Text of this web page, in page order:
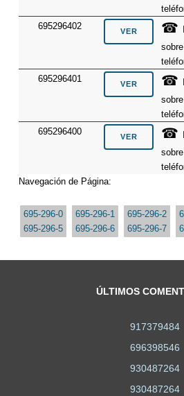
695296402
☎
695296401
☎
695296400
☎
Navegación de Página:
695-296-0 695-296-1 695-296-2
695-296-5
695-296-6 695-296-7
ÚLTIMOS
917379484
696398546
930487264
930487264